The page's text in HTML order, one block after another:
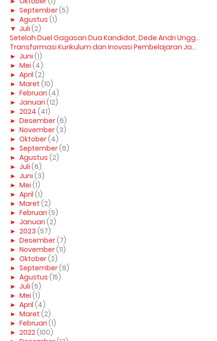
► September(5)
► Agustus (1)
▼ Juli (2)
Setelah Duel Gagasan Dua Kandidat, Dede Andri Ungg...
Transformasi Kurikulum dan Inovasi Pembelajaran Ja...
► Juni (1)
► Mei (4)
► April (2)
► Maret (10)
► Februari (4)
► Januari (12)
► 2024 (41)
► Desember(6)
► November(3)
► Oktober(4)
► September(6)
► Agustus (2)
► Juli (6)
► Juni (3)
► Mei (1)
► April (1)
► Maret (2)
► Februari (5)
► Januari (2)
► 2023 (57)
► Desember(7)
► November(11)
► Oktober(2)
► September(9)
► Agustus (15)
► Juli (5)
► Mei (1)
► April (4)
► Maret (2)
► Februari (1)
► 2022(100)